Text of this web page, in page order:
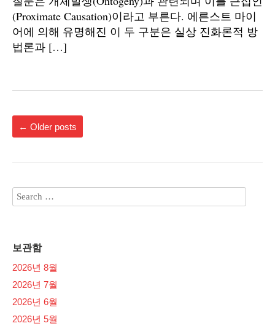
(Proximate Causation)이라고 부른다. 에른스트 마이
어에 의해 유명해진 이 두 구분은 실상 진화론적 방
법론과 […]
← Older posts
보관함
2026년 8월
2026년 7월
2026년 6월
2026년 5월